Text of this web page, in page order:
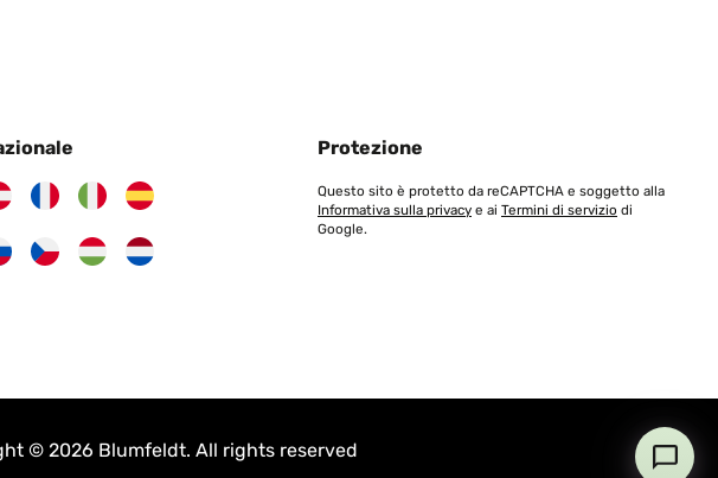
Protezione
Questo sito è protetto da reCAPTCHA e soggetto alla
Informativa sulla privacy e ai Termini di servizio di
Google.
© 2026 Blumfeldt. All rights reserved